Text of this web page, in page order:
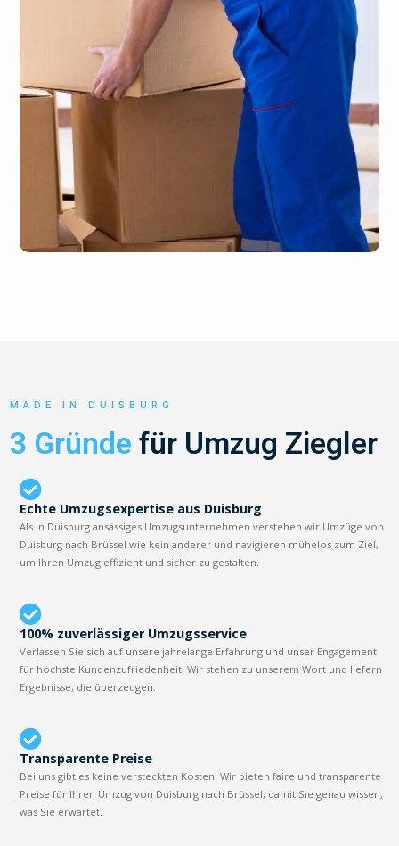
MADE IN DUISBURG
3 Gründe für Umzug Ziegler
Echte Umzugsexpertise aus Duisburg
Als in Duisburg ansässiges Umzugsunternehmen verstehen wir Umzüge von
Duisburg nach Brüssel wie kein anderer und navigieren mühelos zum Ziel,
um Ihren Umzug effizient und sicher zu gestalten.
100% zuverlässiger Umzugsservice
Verlassen Sie sich auf unsere jahrelange Erfahrung und unser Engagement
für höchste Kundenzufriedenheit. Wir stehen zu unserem Wort und liefern
Ergebnisse, die überzeugen.
Transparente Preise
Bei uns gibt es keine versteckten Kosten. Wir bieten faire und transparente
Preise für Ihren Umzug von Duisburg nach Brüssel, damit Sie genau wissen,
was Sie erwartet.